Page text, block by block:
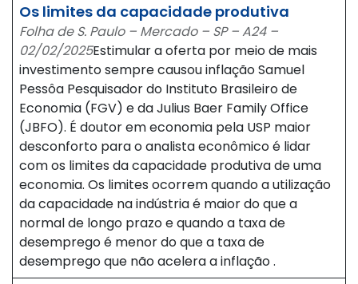
Os limites da capacidade produtiva
Folha de S. Paulo – Mercado – SP – A24 –
02/02/2025Estimular a oferta por meio de mais
investimento sempre causou inflação Samuel
Pessôa Pesquisador do Instituto Brasileiro de
Economia (FGV) e da Julius Baer Family Office
(JBFO). É doutor em economia pela USP maior
desconforto para o analista econômico é lidar
com os limites da capacidade produtiva de uma
economia. Os limites ocorrem quando a utilização
da capacidade na indústria é maior do que a
normal de longo prazo e quando a taxa de
desemprego é menor do que a taxa de
desemprego que não acelera a inflação .